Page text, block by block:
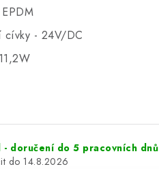
cívky - 24V/DC
- doručení do 5 pracovních dnů
14.8.2026